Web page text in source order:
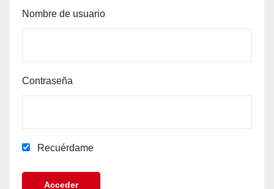
Nombre de usuario
Contraseña
Recuérdame